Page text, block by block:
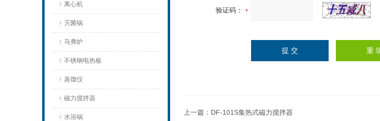
离心机
灭菌锅
马弗炉
不锈钢电热板
蒸馏仪
磁力搅拌器
水浴锅
验证码：
上一篇： DF-101S集热式磁力搅拌器